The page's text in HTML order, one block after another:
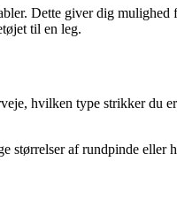
Dette giver dig
til en leg.
hvilken type strikker
af rundpinde